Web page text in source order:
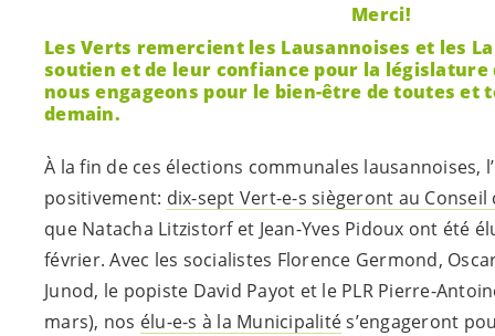
Merci!
Les Verts remercient les Lausannoises et les
soutien et de leur confiance pour la législature
nous engageons pour le bien-être de toutes et
demain.
À la fin de ces élections communales lausannoises,
positivement: dix-sept Vert-e-s siègeront au Conseil
que Natacha Litzistorf et Jean-Yves Pidoux ont été
février. Avec les socialistes Florence Germond,
Junod, le popiste David Payot et le PLR Pierre-
mars), nos élu-e-s à la Municipalités’engageront